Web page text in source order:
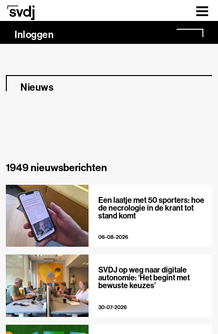
Naar hoofdinhoud
Inloggen
Nieuws
1949 nieuwsberichten
Een laatje met 50 sporters: hoe
de necrologie in de krant tot
stand komt
06-08-2026
SVDJ op weg naar digitale
autonomie: ‘Het begint met
bewuste keuzes’
30-07-2026